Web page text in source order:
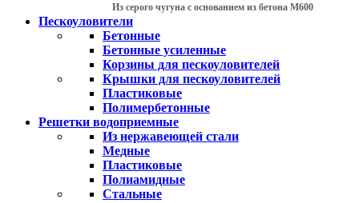
Из серого чугуна с основанием из бетона М600
Пескоуловители
Бетонные
Бетонные усиленные
Корзины для пескоуловителей
Крышки для пескоуловителей
Пластиковые
Полимербетонные
Решетки водоприемные
Из нержавеющей стали
Медные
Пластиковые
Полиамидные
Стальные